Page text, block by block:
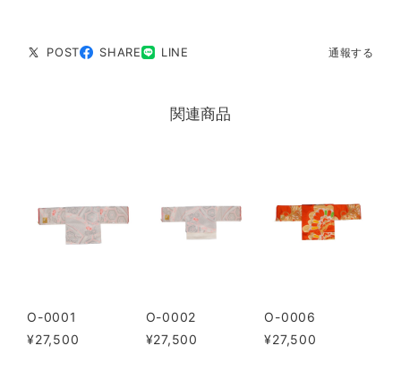
POST SHARE LINE 通報する
関連商品
O-0001
¥27,500
O-0002
¥27,500
O-0006
¥27,500